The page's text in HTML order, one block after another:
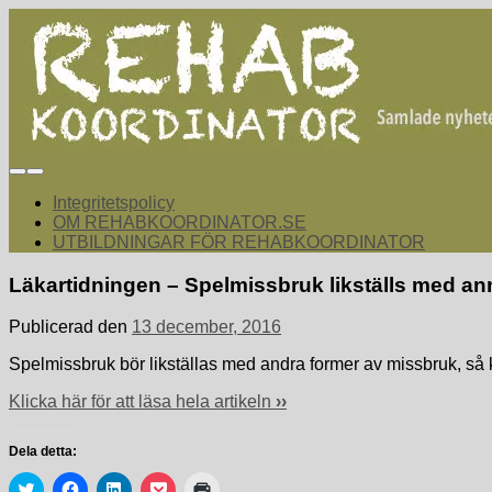
Hoppa
innehåll
Integritetspolicy
OM REHABKOORDINATOR.SE
UTBILDNINGAR FÖR REHABKOORDINATOR
Läkartidningen – Spelmissbruk likställs med
Publicerad den 13 december, 2016
Spelmissbruk bör likställas med andra former av missbruk,
Klicka här för att läsa hela artikeln ››
Dela detta:
Klicka Klicka Klicka Klicka